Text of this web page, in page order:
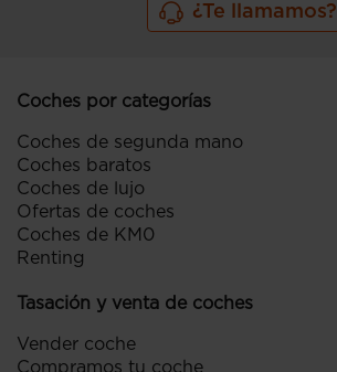
¿Te llamamos?
Coches por categorías
Coches de segunda mano
Coches baratos
Coches de lujo
Ofertas de coches
Coches de KM0
Renting
Tasación y venta de coches
Vender coche
Compramos tu coche